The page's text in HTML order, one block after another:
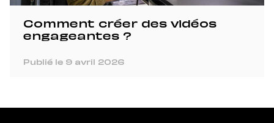
Comment créer des vidéos
engageantes ?
Publié le 9 avril 2026